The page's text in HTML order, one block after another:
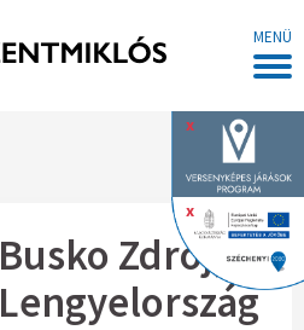
MENÜ
x
x
Busko Zdrój,
Lengyelország